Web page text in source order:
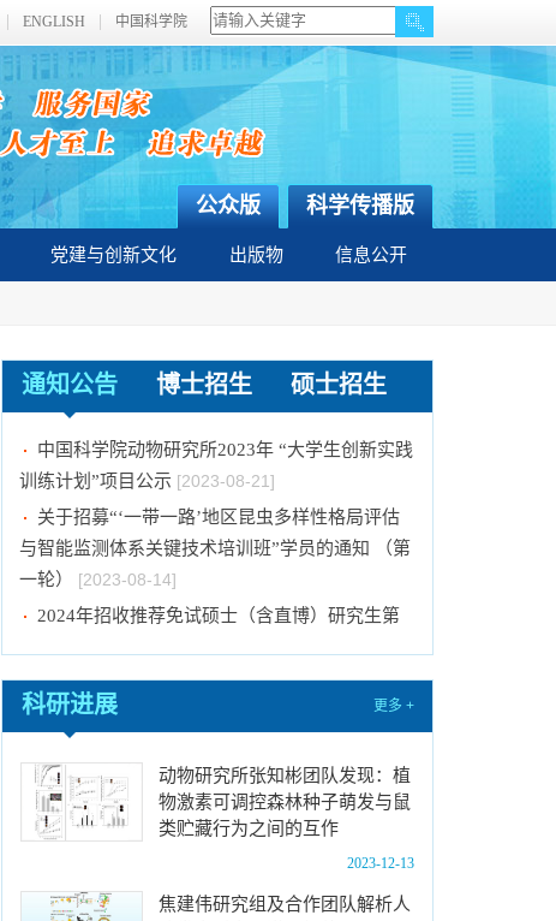
ENGLISH 中国科学院
科学传播版
公众版
党建与创新文化 出版物 信息公开
通知公告 博士招生 硕士招生
2024年招收推荐免试硕士（含直博）研究生第
中国科学院动物研究所2023年 “大学生创新实践
训练计划”项目公示
[2023-08-21]
关于招募“‘一带一路’地区昆虫多样性格局评估
与智能监测体系关键技术培训班”学员的通知 （第
一轮）
[2023-08-14]
2024年招收推荐免试硕士（含直博）研究生第
一批拟录取结果公示[2023-08-10]
国际动物学会关于申报第九届（2023-2025年
度）中国科协青年人才托举工程项目的通知[2023-
中国科学院动物研究所2024年接收推荐免试生
（直博生）招生简章[2023-07-11]
中国科学院动物研究所2023年优秀大学生夏令
营活动时间安排、须知及公示名单
科研进展 更多 +
动物研究所张知彬团队发现：植
物激素可调控森林种子萌发与鼠
类贮藏行为之间的互作
2023-12-13
焦建伟研究组及合作团队解析人